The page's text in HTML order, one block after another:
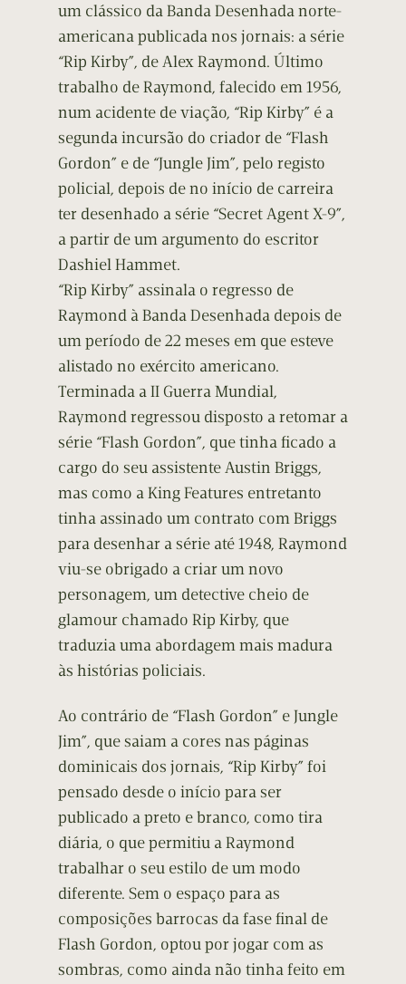
um clássico da Banda Desenhada norte-
americana publicada nos jornais: a série
“Rip Kirby”, de Alex Raymond. Último
trabalho de Raymond, falecido em 1956,
num acidente de viação, “Rip Kirby” é a
segunda incursão do criador de “Flash
Gordon” e de “Jungle Jim”, pelo registo
policial, depois de no início de carreira
ter desenhado a série “Secret Agent X-9”,
a partir de um argumento do escritor
Dashiel Hammet.
“Rip Kirby” assinala o regresso de
Raymond à Banda Desenhada depois de
um período de 22 meses em que esteve
alistado no exército americano.
Terminada a II Guerra Mundial,
Raymond regressou disposto a retomar a
série “Flash Gordon”, que tinha ficado a
cargo do seu assistente Austin Briggs,
mas como a King Features entretanto
tinha assinado um contrato com Briggs
para desenhar a série até 1948, Raymond
viu-se obrigado a criar um novo
personagem, um detective cheio de
glamour chamado Rip Kirby, que
traduzia uma abordagem mais madura
às histórias policiais.
Ao contrário de “Flash Gordon” e Jungle
Jim”, que saiam a cores nas páginas
dominicais dos jornais, “Rip Kirby” foi
pensado desde o início para ser
publicado a preto e branco, como tira
diária, o que permitiu a Raymond
trabalhar o seu estilo de um modo
diferente. Sem o espaço para as
composições barrocas da fase final de
Flash Gordon, optou por jogar com as
sombras, como ainda não tinha feito em